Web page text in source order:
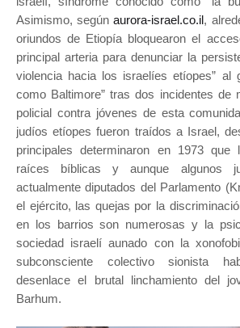
Asimismo, segúnaurora-israel.co.il,
oriundos de Etiopía bloquearon el
principal arteria para denunciar la
violencia hacia los israelíes etíopes” al
como Baltimore” tras dos incidentes de
policial contra jóvenes de esta
judíos etíopes fueron traídos a Israel,
principales determinaron en 1973 que
raíces bíblicas y aunque algunos
actualmente diputados del Parlamento
el ejército, las quejas por la
en los barrios son numerosas y la
sociedad israelí aunado con la
subconsciente colectivo sionista
desenlace el brutal linchamiento del
Barhum.